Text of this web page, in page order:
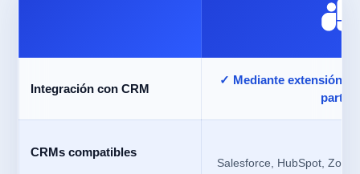
Integración con CRM
✓ Mediante extensión
parte
CRMs compatibles
Salesforce, HubSpot,